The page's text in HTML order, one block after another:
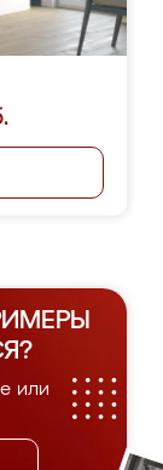
или